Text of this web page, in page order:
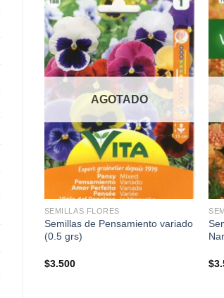
AGOTADO
SEMILLAS FLORES
Semillas de Pensamiento variado
(0.5 grs)
$3.500 $